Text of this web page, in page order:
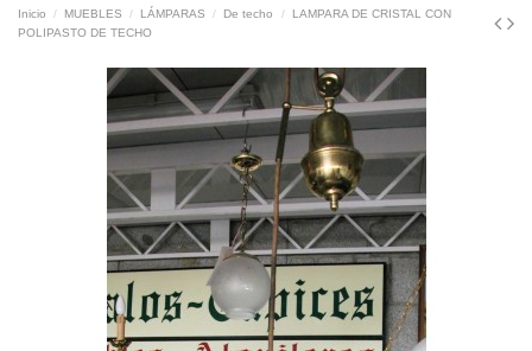
Inicio MUEBLES LÁMPARAS De techo
LAMPARA DE CRISTAL CON
POLIPASTO DE TECHO